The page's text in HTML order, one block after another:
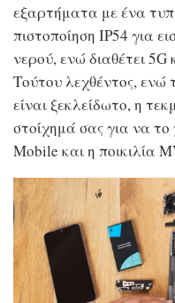
εξαρτήματα με ένα
πιστοποίηση IP54 για
νερού, ενώ διαθέτει 5G
Τούτου λεχθέντος,
είναι ξεκλείδωτο, η
στοίχημά σας για να το
Mobile και η ποικιλία